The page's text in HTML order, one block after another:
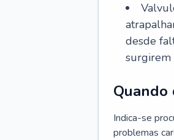
desde
surgirem
Quando
Indica-se
problemas